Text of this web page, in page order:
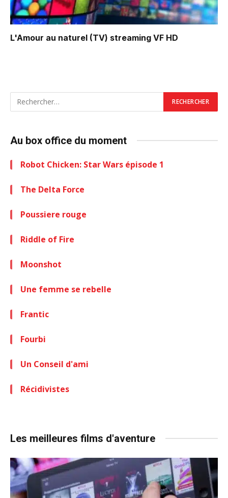
L'Amour au naturel (TV) streaming VF HD
Au box office du moment
Robot Chicken: Star Wars épisode 1
The Delta Force
Poussiere rouge
Riddle of Fire
Moonshot
Une femme se rebelle
Frantic
Fourbi
Un Conseil d'ami
Récidivistes
Les meilleures films d'aventure